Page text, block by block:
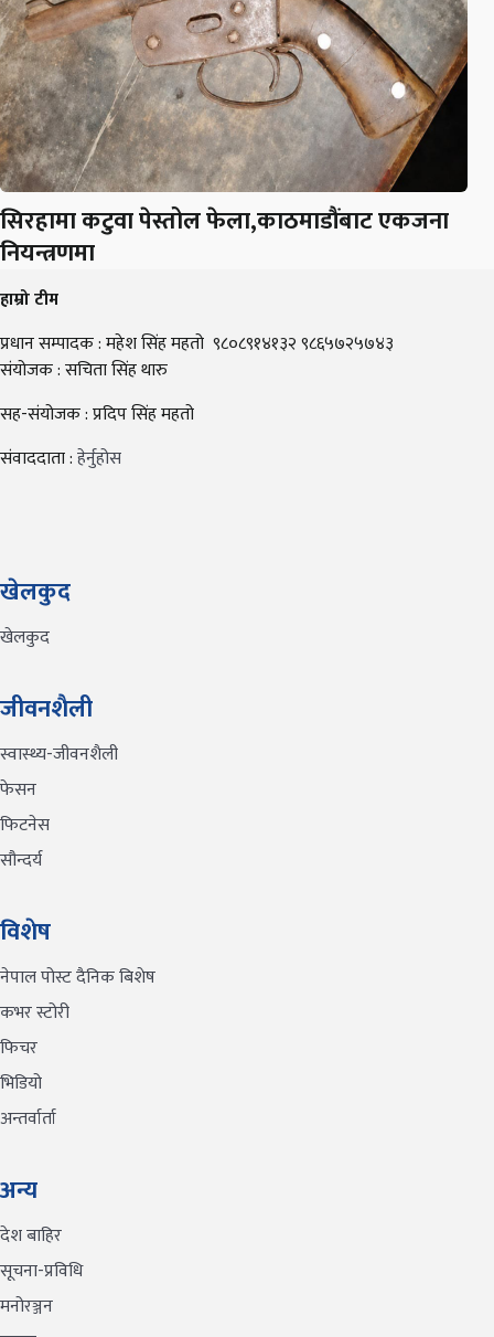
सिरहामा कटुवा पेस्तोल फेला,काठमाडौंबाट एकजना
नियन्त्रणमा
हाम्रो टीम
प्रधान सम्पादक : महेश सिंह महतो ९८०८९१४१३२ ९८६५७२५७४३
संयोजक : सचिता सिंह थारु
सह-संयोजक : प्रदिप सिंह महतो
संवाददाता :हेर्नुहोस
खेलकुद
खेलकुद
जीवनशैली
स्वास्थ्य-जीवनशैली
फेसन
फिटनेस
सौन्दर्य
विशेष
नेपाल पोस्ट दैनिक बिशेष
कभर स्टोरी
फिचर
भिडियो
अन्तर्वार्ता
अन्य
देश बाहिर
सूचना-प्रविधि
मनोरञ्जन